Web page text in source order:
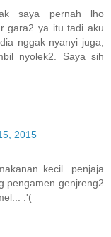
saya pernah lho
gara2 ya itu tadi aku
nggak nyanyi juga,
nyolek2. Saya sih
2015
kecil...penjaja
pengamen genjreng2
:'(